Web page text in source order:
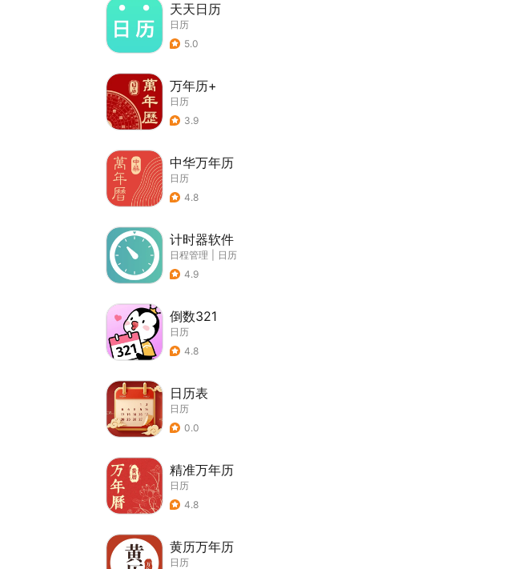
天天日历
日历
5.0
万年历+
日历
3.9
中华万年历
日历
4.8
计时器软件
日程管理
日历
4.9
倒数321
日历
4.8
日历表
日历
0.0
精准万年历
日历
4.8
黄历万年历
日历